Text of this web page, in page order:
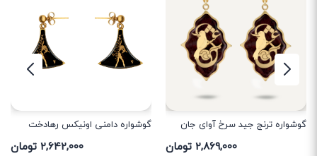
گوشواره ترنج جید سرخ آوای جان
۲,۸۶۹,۰۰۰ تومان
گوشواره دامنی اونیکس رهادخت
۲,۶۴۲,۰۰۰ تومان